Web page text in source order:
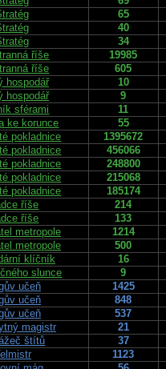
65
40
34
říše
19985
říše
605
hospodář
10
hospodář
9
sférami
11
ke korunce
55
pokladnice
1395672
pokladnice
456066
pokladnice
248800
pokladnice
215068
pokladnice
185174
říše
214
říše
133
metropole
1214
metropole
500
klíčník
16
slunce
9
učeň
1425
učeň
848
učeň
537
magistr
21
štítů
37
1123